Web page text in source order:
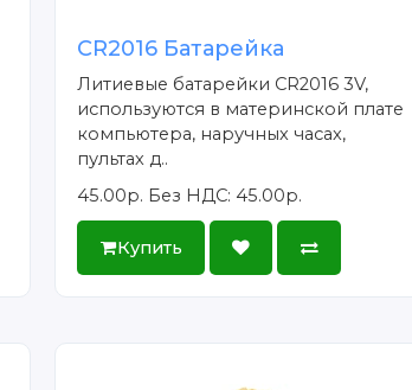
CR2016 Батарейка
Литиевые батарейки CR2016 3V,
используются в материнской плате
компьютера, наручных часах,
пультах д..
45.00р. Без НДС: 45.00р.
Купить